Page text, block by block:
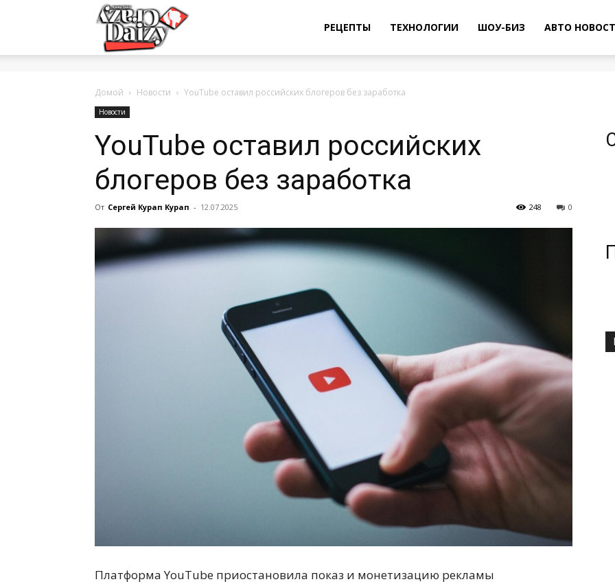
сумашедшие
новости
РЕЦЕПТЫ ТЕХНОЛОГИИ ШОУ-БИЗ АВТО
Домой Новости YouTube оставил российских блогеров без заработка
Новости
YouTube оставил российских
блогеров без заработка
От Сергей Курап Курап - 12.07.2025 0
248
Платформа YouTube приостановила показ и монетизацию рекламы